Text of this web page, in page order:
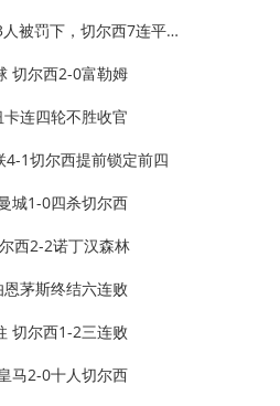
一夜综述！巴萨0-0爆冷，一场3人被罚下，切尔西7连平利物浦
切尔西2-0富勒姆
连四轮不胜收官
1切尔西提前锁定前四
城1-0四杀切尔西
西2-2诺丁汉森林
茅斯终结六连败
切尔西1-2三连败
马2-0十人切尔西